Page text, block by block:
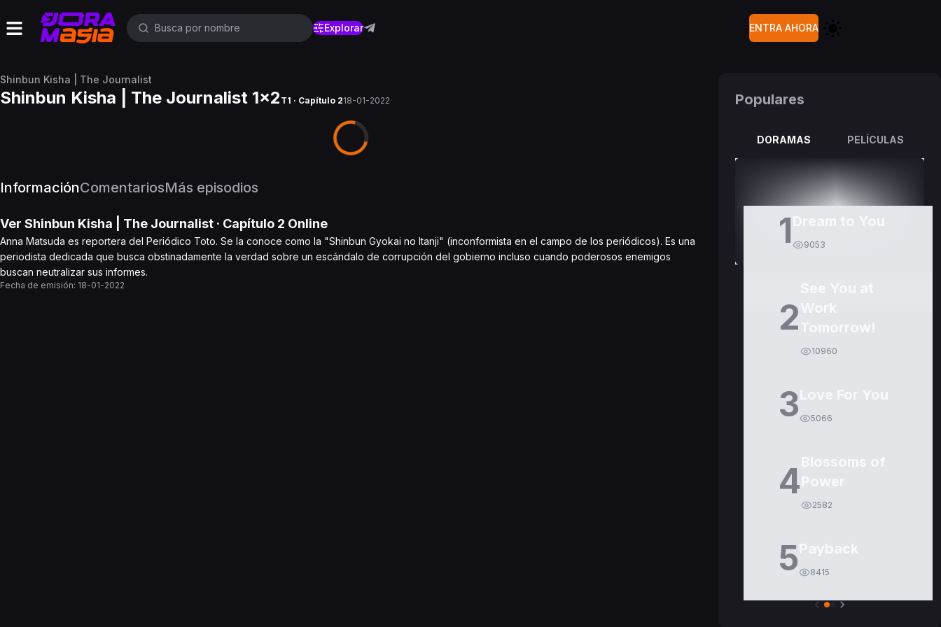
Explorar ENTRA AHORA
Shinbun Kisha | The Journalist
Shinbun Kisha | The Journalist 1x2 T1 · Capítulo 218-01-2022
InformaciónComentariosMás episodios
Ver Shinbun Kisha | The Journalist · Capítulo 2 Online
Anna Matsuda es reportera del Periódico Toto. Se la conoce como la "Shinbun Gyokai no Itanji" (inconformista en el campo de los periódicos). Es una
periodista dedicada que busca obstinadamente la verdad sobre un escándalo de corrupción del gobierno incluso cuando poderosos enemigos
buscan neutralizar sus informes.
Fecha de emisión: 18-01-2022
Populares
DORAMAS PELÍCULAS
1 9053
2
10960
3 5066
4
2582
5 8415